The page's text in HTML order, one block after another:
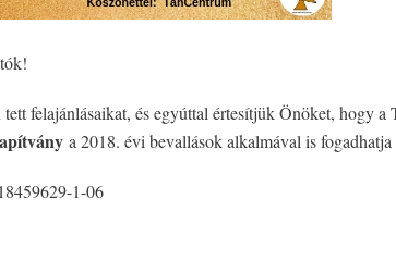
felajánlásaikat, és egyúttal értesítjük Önöket, hogy
a 2018. évi bevallások alkalmával is
1-06